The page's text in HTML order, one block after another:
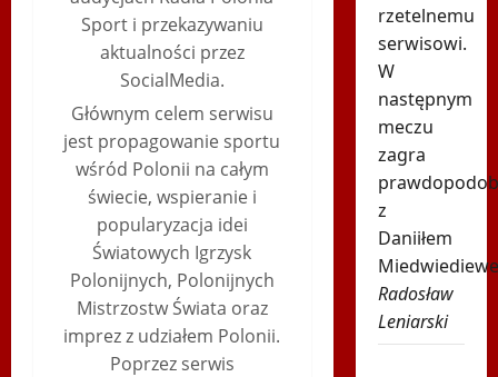
Sport i przekazywaniu
aktualności przez
SocialMedia.
Głównym celem serwisu
jest propagowanie sportu
wśród Polonii na całym
świecie, wspieranie i
popularyzacja idei
Światowych Igrzysk
Polonijnych, Polonijnych
Mistrzostw Świata oraz
imprez z udziałem Polonii.
Poprzez serwis
rzetelnemu
serwisowi.
W
następnym
meczu
zagra
z
Daniiłem
Radosław
Leniarski